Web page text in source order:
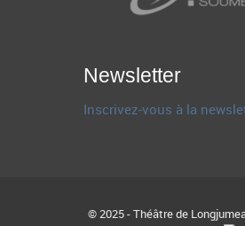
Newsletter
Inscrivez-vous à la
© 2025 - Théâtre de